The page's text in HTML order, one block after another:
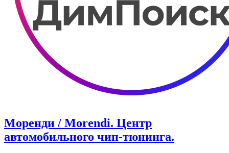
Моренди / Morendi. Центр
автомобильного чип-тюнинга.